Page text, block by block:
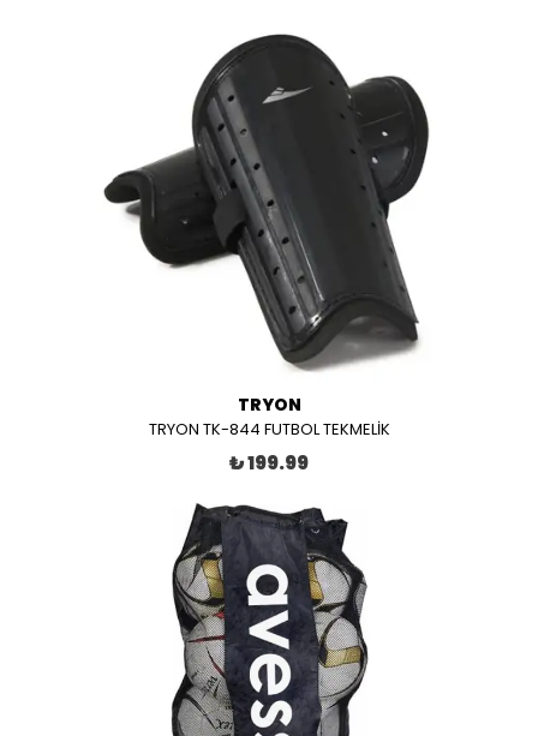
TRYON
TRYON TK-844 FUTBOL TEKMELİK
₺ 199.99